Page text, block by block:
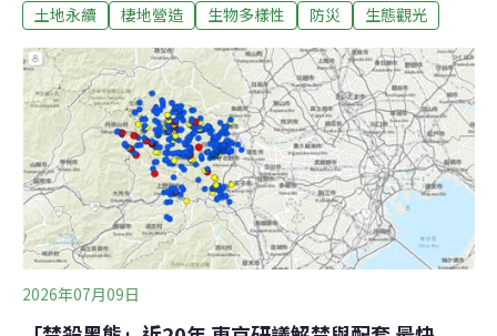
的體驗和採購樂趣。埼玉：深藏地底的防災神殿首都圈外
1）搭乘電車來到東京附近的埼玉，地底22公尺藏著一座
「神殿」，面積是希臘帕德嫩神殿的6.4倍，不為神祇祭
祀，而是為守護民眾安全。「首都圈外圍排水道」（首都
圈外郭放水路）的實際功能像是一個「調壓水槽」，在水
災來時，協助排放多餘的水。沒有運作時，開放民眾參
觀。充滿未來感的神秘氣氛，也讓這裡成為不少影劇作品
的拍攝地。這裡還是兼具防災教育意義與獨特體驗的地
點，提供七種行程。除了神殿，你還有機會走在工人維修
架太空梭或自由女神像。（閱讀更多：地底50公尺
土地永續 棲地營造 生物多樣性 防災 生態觀光
2026年07月09日